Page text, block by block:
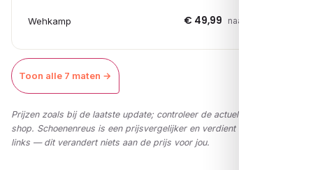
Wehkamp € 49,99 naar shop →
Toon alle 7 maten →
Prijzen zoals bij de laatste update; controleer de actuele prijs in de
shop. Schoenenreus is een prijsvergelijker en verdient via affiliate-
links — dit verandert niets aan de prijs voor jou.